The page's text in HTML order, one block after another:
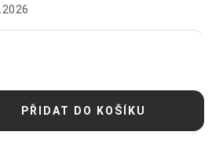
PŘIDAT DO KOŠÍKU